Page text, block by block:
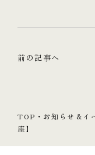
前の記事へ
TOP ・ お知らせ＆イ
座】